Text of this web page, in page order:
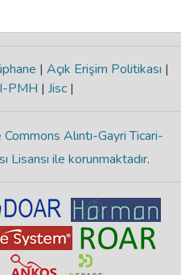
| Açık Erişim Politikası |
PMH | Jisc |
Alıntı-Gayri Ticari-
Lisansı ile korunmaktadır.